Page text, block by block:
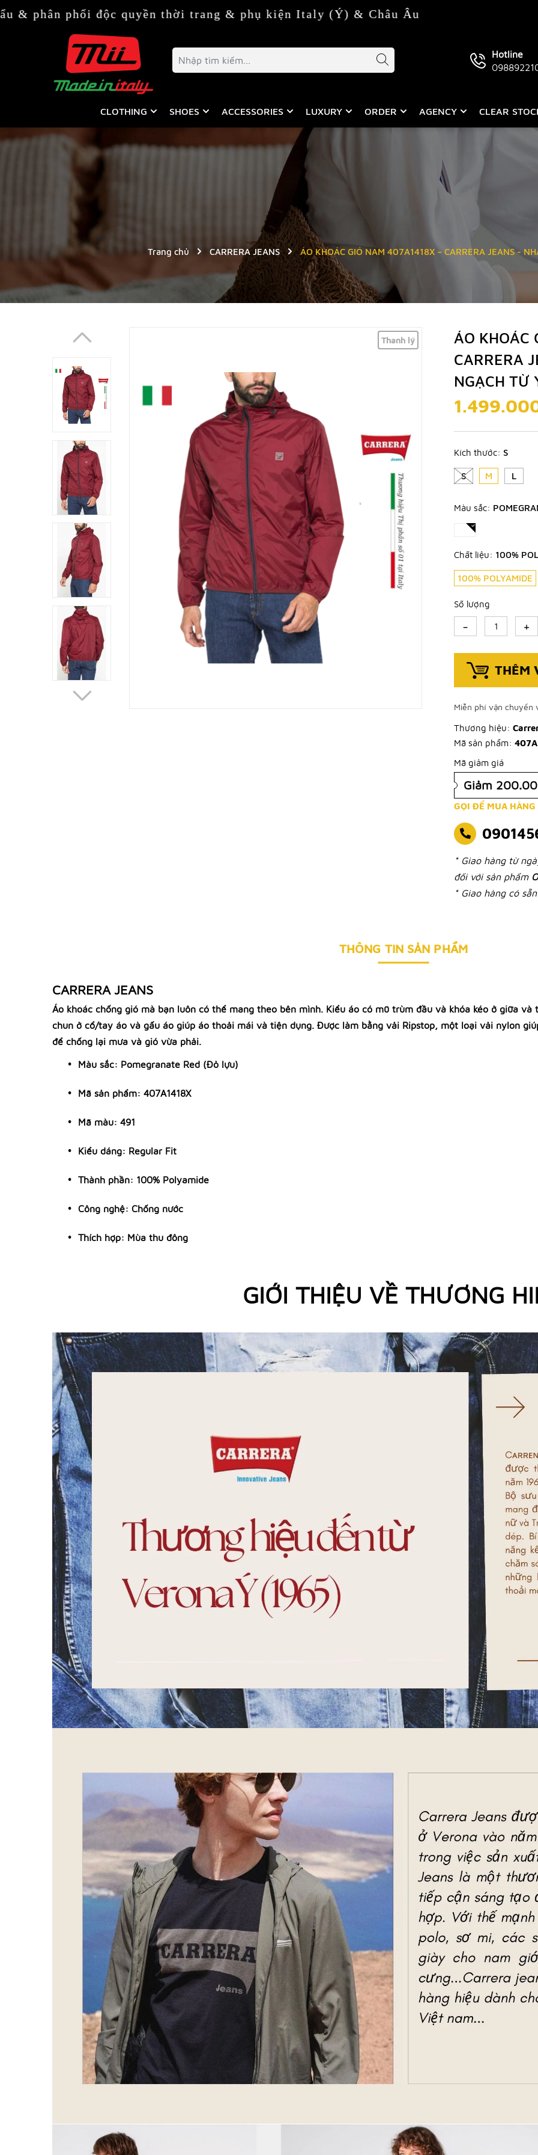
độc quyền thời trang & phụ kiện Italy (Ý) & Châu Âu
Hotline
CLOTHING SHOES ACCESSORIES LUXURY ORDER AGENCY CLEAR
Trang chủ CARRERA JEANS ÁO KHOÁC GIÓ NAM 407A1418X – CARRERA JEANS -
Thanh lý
ÁO KHOÁC
CARRERA
NGẠCH TỪ
Kích thước: S
S M L
Màu sắc:
Chất liệu: 100%
100% POLYAMIDE
Số lượng
- +
THÊM
Miễn phí vận chuyển
Thương hiệu:
Mã sản phẩm:
Mã giảm giá
Giảm
GỌI ĐỂ MUA
* Giao hàng từ
đối với sản phẩm
* Giao hàng có
THÔNG TIN SẢN PHẨM
CARRERA JEANS
Áo khoác chống gió mà bạn luôn có thể mang theo bên mình. Kiểu áo có mũ trùm đầu và khóa kéo ở giữa
chun ở cổ/tay áo và gấu áo giúp áo thoải mái và tiện dụng. Được làm bằng vải Ripstop, một loại vải nylon
để chống lại mưa và gió vừa phải.
Màu sắc: Pomegranate Red (Đỏ lựu)
Mã sản phẩm: 407A1418X
Mã màu: 491
Kiểu dáng: Regular Fit
Thành phần: 100% Polyamide
Công nghệ: Chống nước
Thích hợp: Mùa thu đông
GIỚI THIỆU VỀ THƯƠNG